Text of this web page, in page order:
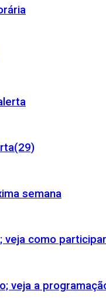
semana
veja como participar
veja a